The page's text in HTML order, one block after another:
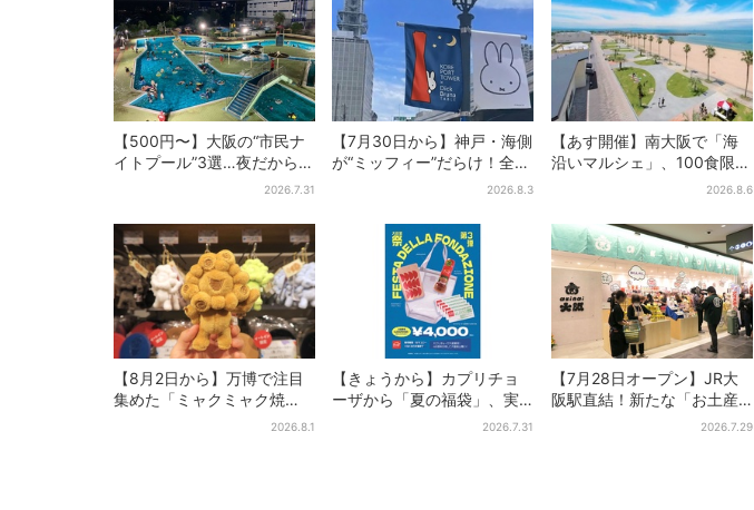
【500円〜】大阪の“市民ナ
イトプール”3選…夜だから涼
2026.7.31
【7月30日から】神戸・海側
が“ミッフィー”だらけ！全16
施設でパン、スイーツ、ナ
2026.8.3
【あす開催】南大阪で「海
沿いマルシェ」、100食限定
「たこ飯」のふるまい＆キ
2026.8.6
【8月2日から】万博で注目
集めた「ミャクミャク焼
き」初グッズ化！大阪・梅
2026.8.1
【きょうから】カプリチョ
ーザから「夏の福袋」、実
質無料…？値段以上の食事券
2026.7.31
【7月28日オープン】JR大
阪駅直結！新たな「お土産
ショップ」、銘菓バラ売り
2026.7.29